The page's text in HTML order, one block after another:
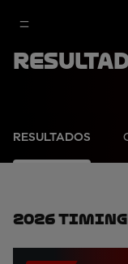
RESULTADOS
2026